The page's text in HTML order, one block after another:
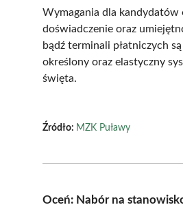
Wymagania dla kandydatów
doświadczenie oraz
bądź terminali płatniczych
określony oraz elastyczny
święta.
Źródło: MZK Puławy
Oceń: Nabór na